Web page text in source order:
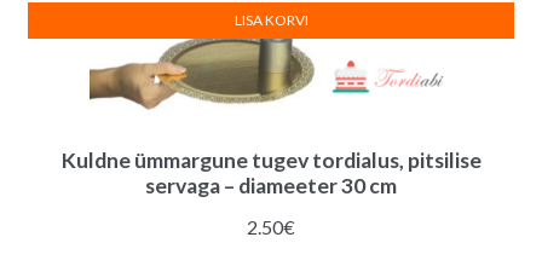
Kuldne ümmargune tugev tordialus, pitsilise
servaga – diameeter 30 cm
2.50€
LISA KORVI